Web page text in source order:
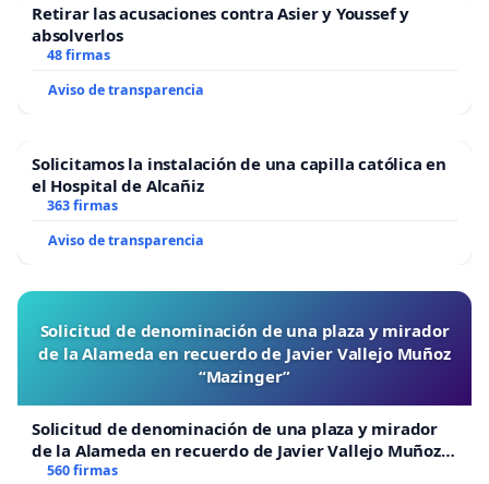
Retirar las acusaciones contra Asier y Youssef y
absolverlos
48 firmas
Aviso de transparencia
Solicitamos la instalación de una capilla católica en
el Hospital de Alcañiz
363 firmas
Aviso de transparencia
Solicitud de denominación de una plaza y mirador
de la Alameda en recuerdo de Javier Vallejo Muñoz
“Mazinger”
Solicitud de denominación de una plaza y mirador
de la Alameda en recuerdo de Javier Vallejo Muñoz
“Mazinger”
560 firmas